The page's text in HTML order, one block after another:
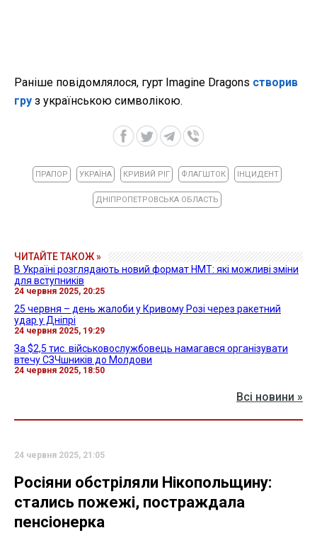
Раніше повідомлялося, гурт Imagine Dragons створив
гру з українською символікою.
ПРАПОР УКРАЇНА КРИВИЙ РІГ ФЛАГШТОК ІНЦИДЕНТ
ДНІПРОПЕТРОВСЬКА ОБЛАСТЬ
ЧИТАЙТЕ ТАКОЖ »
В Україні розглядають новий формат НМТ: які можливі зміни
для вступників
24 червня 2025, 20:25
25 червня – день жалоби у Кривому Розі через ракетний
удар у Дніпрі
24 червня 2025, 19:29
За $2,5 тис. військовослужбовець намагався організувати
втечу СЗЧшників до Молдови
24 червня 2025, 18:50
Всі новини »
24 червня 2025, 21:05
Росіяни обстріляли Нікопольщину:
стались пожежі, постраждала
пенсіонерка